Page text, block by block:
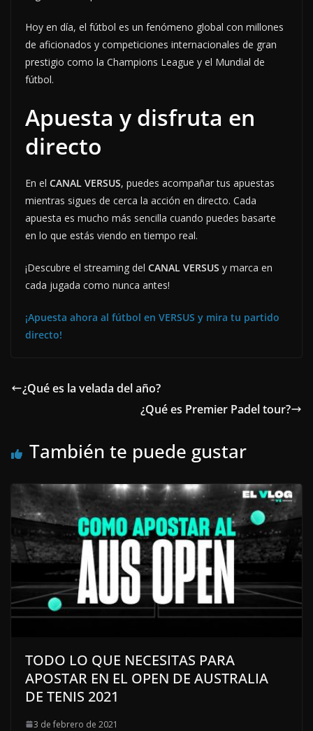
Hoy en día, el fútbol es un fenómeno global con millones
de aficionados y competiciones internacionales de gran
prestigio como la Champions League y el Mundial de
fútbol.
Apuesta y disfruta en
directo
En el CANAL VERSUS, puedes acompañar tus apuestas
mientras sigues de cerca la acción en directo. Cada
apuesta es mucho más sencilla cuando puedes basarte
en lo que estás viendo en tiempo real.
¡Descubre el streaming del CANAL VERSUS y marca en
cada jugada como nunca antes!
¡Apuesta ahora al fútbol en VERSUS y mira tu partido
directo!
¿Qué es la velada del año?
¿Qué es Premier Padel tour?
También te puede gustar
TODO LO QUE NECESITAS PARA
APOSTAR EN EL OPEN DE AUSTRALIA
DE TENIS 2021
3 de febrero de 2021